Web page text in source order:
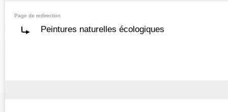
Page de redirection
Peintures naturelles écologiques